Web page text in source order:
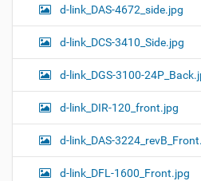
d-link_DAS-4672_side.jpg
d-link_DCS-3410_Side.jpg
d-link_DGS-3100-
d-link_DIR-120_front.jpg
d-link_DAS-
d-link_DFL-1600_Front.jpg